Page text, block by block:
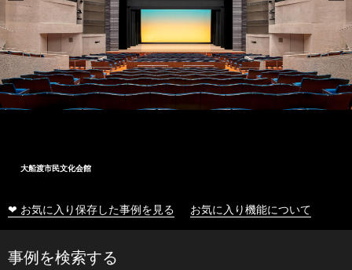
大船渡市民文化会館
❤ お気に入り保存した事例を見る お気に入り機能について
事例を検索する